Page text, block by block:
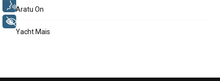
Aratu On
Yacht Mais
Voz